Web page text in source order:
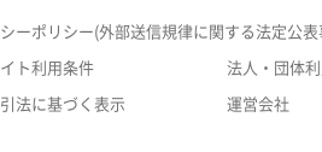
ーポリシー(外部送信規律に関する法定公表
ト利用条件 法人・団体
法に基づく表示 運営会社